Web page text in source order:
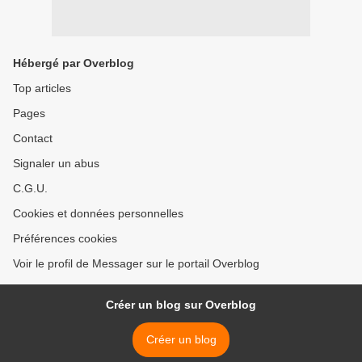
Hébergé par Overblog
Top articles
Pages
Contact
Signaler un abus
C.G.U.
Cookies et données personnelles
Préférences cookies
Voir le profil de Messager sur le portail Overblog
Créer un blog sur Overblog
Créer un blog